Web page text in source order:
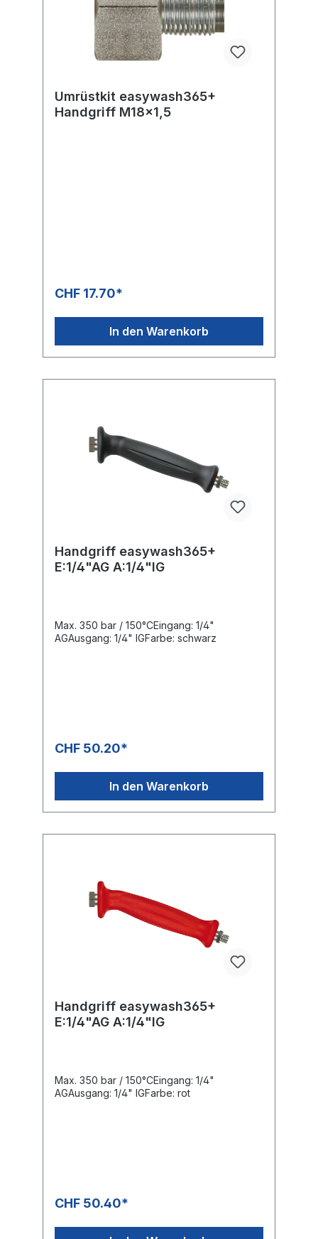
Umrüstkit easywash365+
Handgriff M18x1,5
CHF 17.70*
In den Warenkorb
Handgriff easywash365+
E:1/4"AG A:1/4"IG
Max. 350 bar / 150°CEingang: 1/4"
AGAusgang: 1/4" IGFarbe: schwarz
CHF 50.20*
In den Warenkorb
Handgriff easywash365+
E:1/4"AG A:1/4"IG
Max. 350 bar / 150°CEingang: 1/4"
AGAusgang: 1/4" IGFarbe: rot
CHF 50.40*